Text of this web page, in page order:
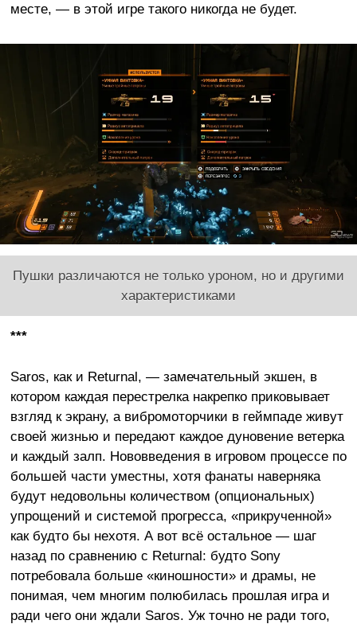
месте, — в этой игре такого никогда не будет.
Пушки различаются не только уроном, но и другими
характеристиками
***
Saros, как и Returnal, — замечательный экшен, в
котором каждая перестрелка накрепко приковывает
взгляд к экрану, а вибромоторчики в геймпаде живут
своей жизнью и передают каждое дуновение ветерка
и каждый залп. Нововведения в игровом процессе по
большей части уместны, хотя фанаты наверняка
будут недовольны количеством (опциональных)
упрощений и системой прогресса, «прикрученной»
как будто бы нехотя. А вот всё остальное — шаг
назад по сравнению с Returnal: будто Sony
потребовала больше «киношности» и драмы, не
понимая, чем многим полюбилась прошлая игра и
ради чего они ждали Saros. Уж точно не ради того,